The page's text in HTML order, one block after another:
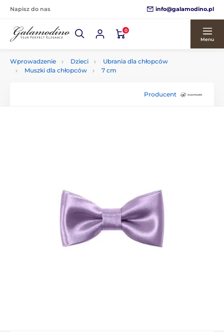
Napisz do nas info@galamodino.pl
0
Menu
Wprowadzenie Dzieci
Ubrania dla chłopców
Muszki dla chłopców
7 cm
Producent